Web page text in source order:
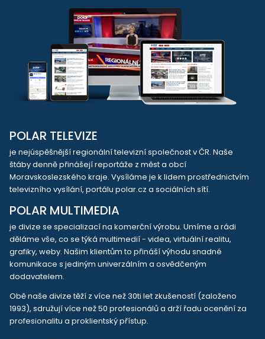
POLAR TELEVIZE
je nejúspěšnější regionální televizní společnost v ČR. Naše
štáby denně přinášejí reportáže z měst a obcí
Moravskoslezského kraje. Vysíláme je k lidem prostřednictvím
televizního vysílání, portálu polar.cz a sociálních sítí.
POLAR MULTIMEDIA
je divize se specializací na komerční výrobu. Umíme a rádi
děláme vše, co se týká multimedií - videa, virtuální realitu,
grafiky, weby. Našim klientům to přináší výhodu snadné
komunikace s jediným univerzálním a osvědčeným
dodavatelem.
Obě naše divize těží z více než 30ti let zkušeností (založeno
1993), sdružují více než 50 profesionálů a drží řadu ocenění za
profesionalitu a proklientský přístup.